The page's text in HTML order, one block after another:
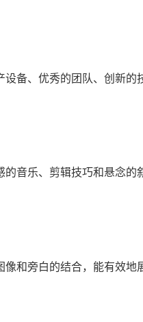
备、优秀的团队、创新的
音乐、剪辑技巧和悬念的
和旁白的结合，能有效地